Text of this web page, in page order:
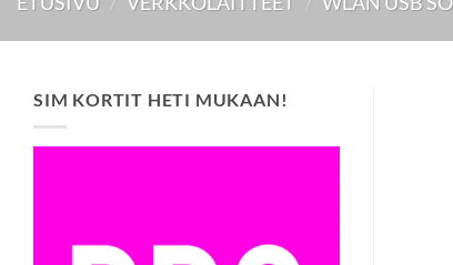
SIM KORTIT HETI MUKAAN!